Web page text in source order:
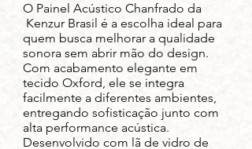
O Painel Acústico Chanfrado da
Kenzur Brasil é a escolha ideal para
quem busca melhorar a qualidade
sonora sem abrir mão do design.
Com acabamento elegante em
tecido Oxford, ele se integra
facilmente a diferentes ambientes,
entregando sofisticação junto com
alta performance acústica.
Desenvolvido com lã de vidro de